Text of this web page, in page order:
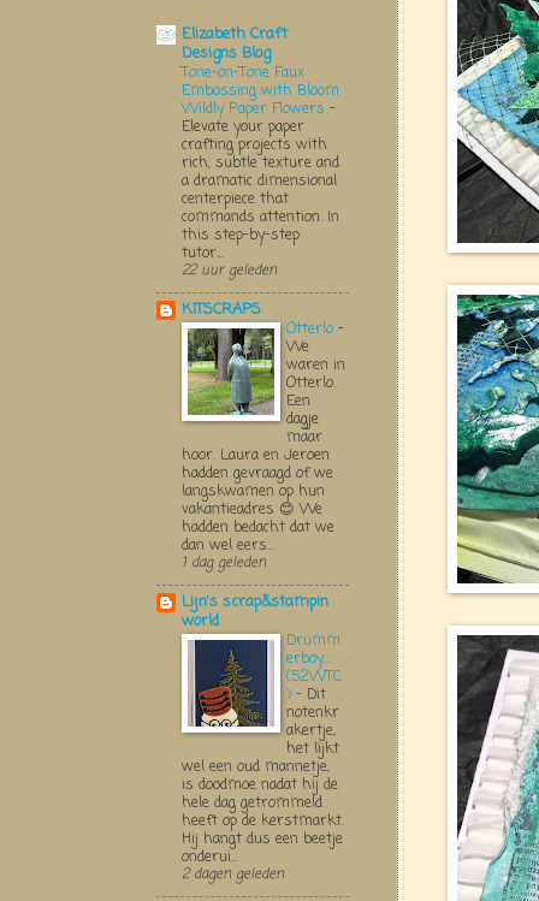
Elizabeth Craft
Designs Blog
Tone-on-Tone Faux
Embossing with Bloom
Wildly Paper Flowers -
Elevate your paper
crafting projects with
rich, subtle texture and
a dramatic dimensional
centerpiece that
commands attention. In
this step-by-step
tutor...
22 uur geleden
KITSCRAPS
Otterlo -
We
waren in
Otterlo.
Een
dagje
maar
hoor. Laura en Jeroen
hadden gevraagd of we
langskwamen op hun
vakantieadres 😊 We
hadden bedacht dat we
dan wel eers...
1 dag geleden
Lijn's scrap&stampin
world
Drumm
erboy....
(52WTC
) - Dit
notenkr
akertje,
het lijkt
wel een oud mannetje,
is doodmoe nadat hij de
hele dag getrommeld
heeft op de kerstmarkt.
Hij hangt dus een beetje
onderui...
2 dagen geleden